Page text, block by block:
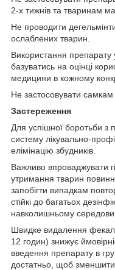
2-х тижнів та тваринам
Не проводити
ослаблених тварин.
Використання препарату
базуватись на оцінці
медицини в кожному
Не застосовувати самкам
Застереження
Для успішної боротьби з
систему лікувально-
елімінацію збудників.
Важливо впроваджувати
утримання тварин
запобігти випадкам
стійкі до багатьох
навколишньому
Швидке видалення
12 годин) знижує
введення препарату в
достатньо, щоб зменшити